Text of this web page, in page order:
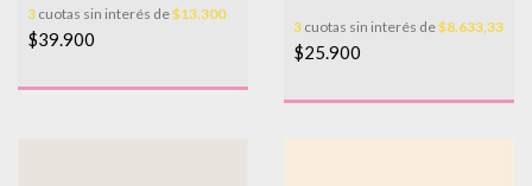
3 cuotas sin interés de$13.300
$39.900
3 cuotas sin interés de$8.633,33
$25.900